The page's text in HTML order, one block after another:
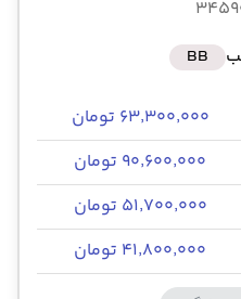
BB
۶۳٬۳۰۰٬۰۰۰ تومان
۹۰٬۶۰۰٬۰۰۰ تومان
۵۱٬۷۰۰٬۰۰۰ تومان
۴۱٬۸۰۰٬۰۰۰ تومان